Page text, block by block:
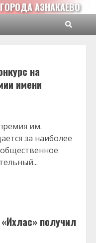
АЗНАКАЕВО
на
имени
им.
за наиболее
получил